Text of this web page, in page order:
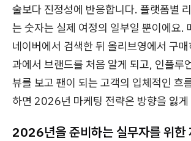
술보다 진정성에 반응합니다. 플랫폼별
는 숫자는 실제 여정의 일부일 뿐이에요.
네이버에서 검색한 뒤 올리브영에서 구
과에서 브랜드를 처음 알게 되고, 인플루
뷰를 보고 팬이 되는 고객의 입체적인 흐
하면 2026년 마케팅 전략은 방향을 잃게
2026년을 준비하는 실무자를 위한